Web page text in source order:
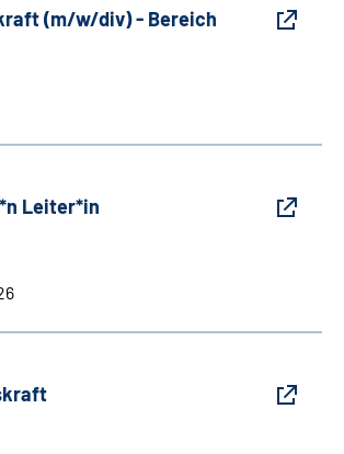
(m/w/div) - Bereich
Leiter*in